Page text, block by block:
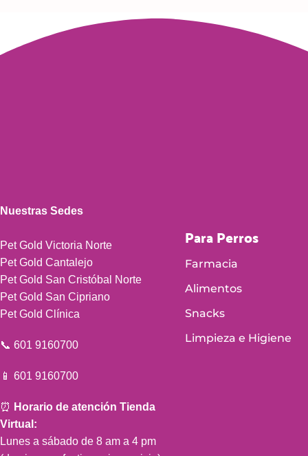
Nuestras Sedes
Pet Gold Victoria Norte
Pet Gold Cantalejo
Pet Gold San Cristóbal Norte
Pet Gold San Cipriano
Pet Gold Clínica
📞 601 9160700
📱 601 9160700
⏰ Horario de atención Tienda
Virtual:
Lunes a sábado de 8 am a 4 pm
Para Perros
Farmacia
Alimentos
Snacks
Limpieza e Higiene